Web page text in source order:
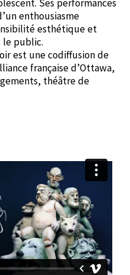
Ses performances
enthousiasme
esthétique et
le public.
est une codiffusion de
française d’Ottawa,
théâtre de